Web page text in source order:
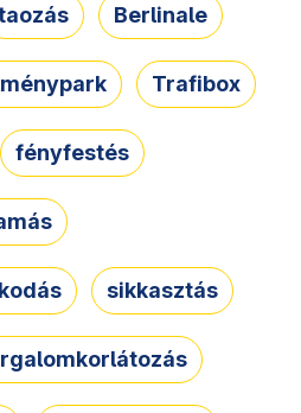
Berlinale
Trafibox
fényfestés
sikkasztás